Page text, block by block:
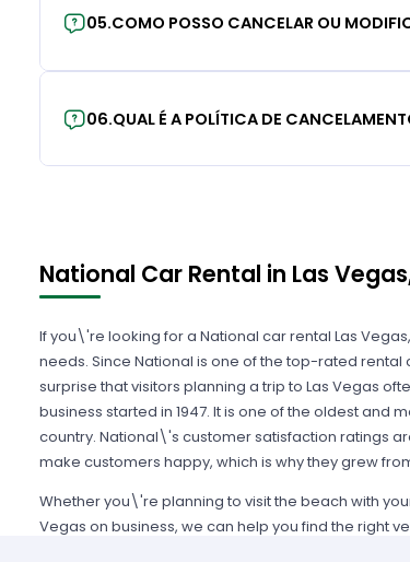
05.COMO POSSO CANCELAR OU
06.QUAL É A POLÍTICA DE
National Car Rental in Las
If you\'re looking for a National car rental Las
needs. Since National is one of the top-rated
surprise that visitors planning a trip to Las Vegas
business started in 1947. It is one of the oldest and
country. National\'s customer satisfaction ratings
make customers happy, which is why they grew
Whether you\'re planning to visit the beach with
Vegas on business, we can help you find the right